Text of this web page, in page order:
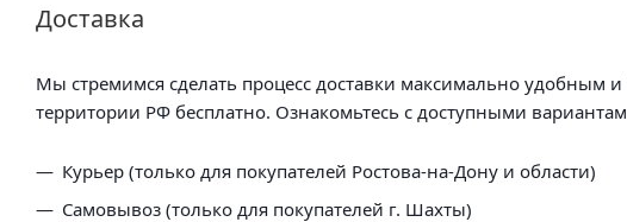
Доставка
Мы стремимся сделать процесс доставки максимально удобным
территории РФ бесплатно. Ознакомьтесь с доступными
Курьер (только для покупателей Ростова-на-Дону и области)
Самовывоз (только для покупателей г. Шахты)